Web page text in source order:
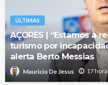
ÚLTIMAS
AÇORES | “Estamos a
turismo por
alerta Berto Messias
Mauricio De Jesus 17